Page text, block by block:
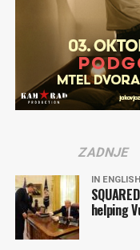
ZADNJE
IN ENGLISH
helping